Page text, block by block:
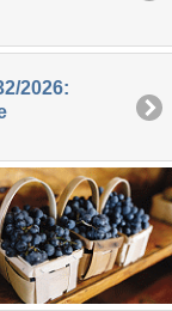
2026: